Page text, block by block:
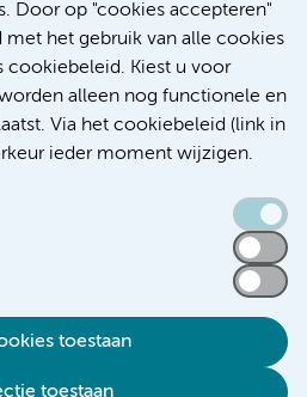
Door op "cookies accepteren"
met het gebruik van alle cookies
cookiebeleid. Kiest u voor
alleen nog functionele en
Via het cookiebeleid (link in
ieder moment wijzigen.
toestaan
toestaan
Meer